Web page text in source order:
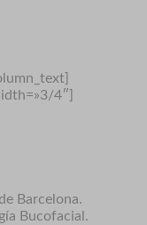
4″]
Barcelona.
Bucofacial.